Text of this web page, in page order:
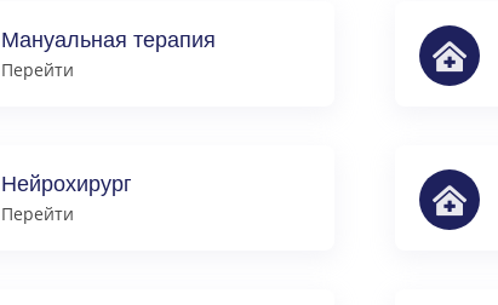
Мануальная терапия
Перейти
Нейрохирург
Перейти